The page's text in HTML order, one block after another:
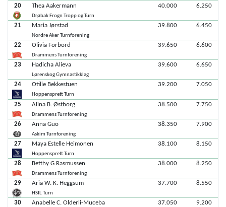
20 Thea Aakermann
Drøbak Frogn Tropp og Turn
40.000 6.250
21 Maria Jørstad
Nordre Aker Turnforening
39.800 6.450
22 Olivia Forbord
Drammens Turnforening
39.650 6.600
23 Hadicha Alieva
Lørenskog Gymnastikklag
39.600 6.650
24 Otilie Bekkestuen
Hoppensprett Turn
39.200 7.050
25 Alina B. Østborg
Drammens Turnforening
38.500 7.750
26 Anna Guo
Askim Turnforening
38.350 7.900
27 Maya Estelle Heimonen
Hoppensprett Turn
38.100 8.150
28 Betthy G Rasmussen
Drammens Turnforening
38.000 8.250
29 Aria W. K. Heggsum
HSIL Turn
37.700 8.550
30 Anabelle C. Olderli-Muceba 37.050 9.200